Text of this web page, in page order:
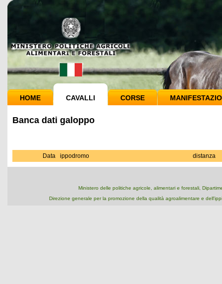
HOME CAVALLI CORSE
Banca dati galoppo
Data ippodromo distanza
Ministero delle politiche agricole, alimentari e forestali,
Direzione generale per la promozione della qualità agroalimentare e